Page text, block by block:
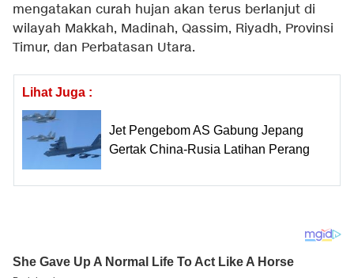
mengatakan curah hujan akan terus berlanjut di
wilayah Makkah, Madinah, Qassim, Riyadh, Provinsi
Timur, dan Perbatasan Utara.
Lihat Juga :
Jet Pengebom AS Gabung Jepang
Gertak China-Rusia Latihan Perang